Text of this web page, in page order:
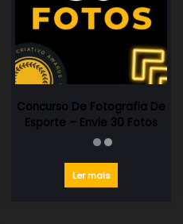
Concurso De Fotografia De
Esporte – Envie 30 Fotos
Ler mais